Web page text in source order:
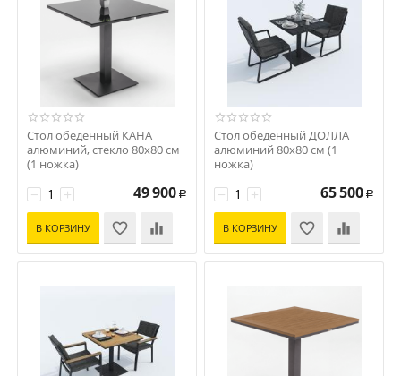
Стол обеденный КАНА
алюминий, стекло 80x80 см
(1 ножка)
+
− 49 900 Р
В КОРЗИНУ
Стол обеденный ДОЛЛА
алюминий 80х80 см (1
ножка)
+
− 65 500 Р
В КОРЗИНУ